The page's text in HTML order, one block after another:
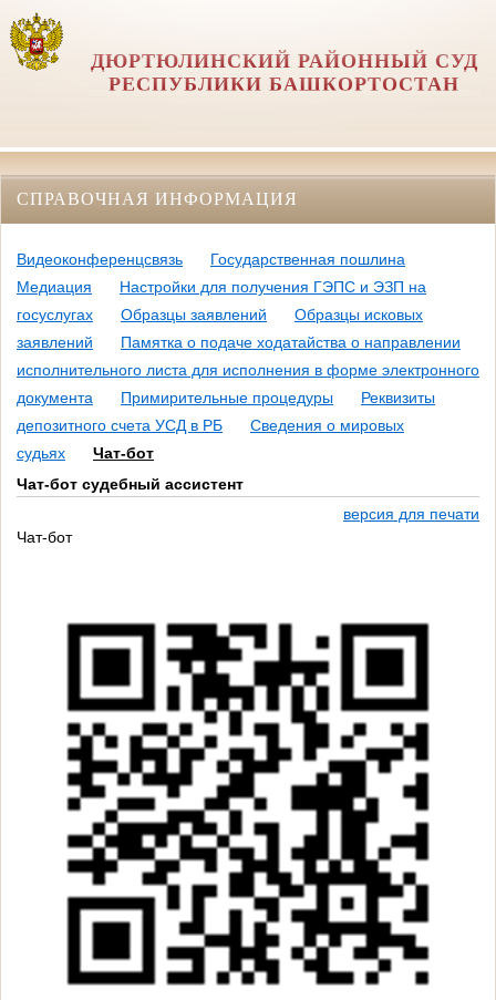
ДЮРТЮЛИНСКИЙ РАЙОННЫЙ СУД
РЕСПУБЛИКИ БАШКОРТОСТАН
СПРАВОЧНАЯ ИНФОРМАЦИЯ
Видеоконференцсвязь
Государственная пошлина
Медиация
Настройки для получения ГЭПС и ЭЗП на
госуслугах
Образцы заявлений
Образцы исковых
заявлений
Памятка о подаче ходатайства о направлении
исполнительного листа для исполнения в форме электронного
документа
Примирительные процедуры
Реквизиты
депозитного счета УСД в РБ
Сведения о мировых
судьях
Чат-бот
Чат-бот судебный ассистент
версия для печати
Чат-бот